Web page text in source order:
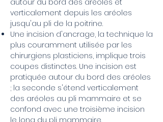
autour du bord des aréoles et
verticalement depuis les aréoles
jusqu'au pli de la poitrine.
Une incision d'ancrage, la technique la
plus couramment utilisée par les
chirurgiens plasticiens, implique trois
coupes distinctes. Une incision est
pratiquée autour du bord des aréoles
; la seconde s'étend verticalement
des aréoles au pli mammaire et se
confond avec une troisième incision
le long du pli mammaire.